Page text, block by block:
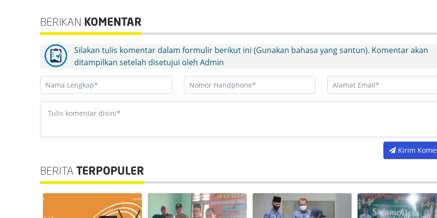
BERIKAN KOMENTAR
Silakan tulis komentar dalam formulir berikut ini (Gunakan bahasa yang santun). Komentar akan
ditampilkan setelah disetujui oleh Admin
Kirim
BERITA TERPOPULER